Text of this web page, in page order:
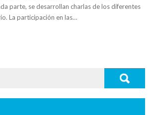
parte, se desarrollan charlas de los diferentes
La participación en las…